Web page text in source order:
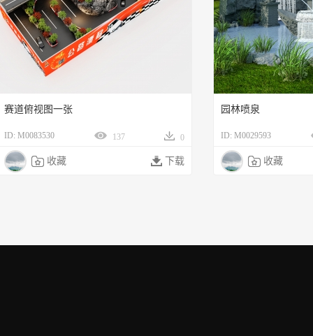
赛道俯视图一张
ID: M0083530 137 0
 收藏  下载
园林喷泉
ID: M0029593
 收藏